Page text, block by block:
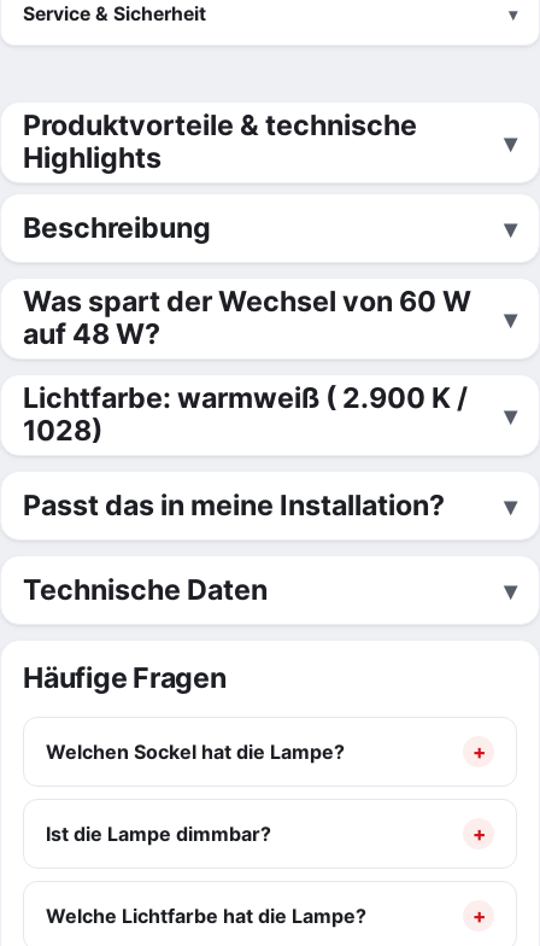
Service & Sicherheit
Produktvorteile & technische
Highlights
Beschreibung
Was spart der Wechsel von 60 W
auf 48 W?
Lichtfarbe: warmweiß ( 2.900 K /
1028)
Passt das in meine Installation?
Technische Daten
Häufige Fragen
Welchen Sockel hat die Lampe?
Ist die Lampe dimmbar?
Welche Lichtfarbe hat die Lampe?